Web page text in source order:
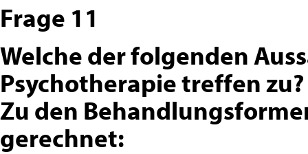
Frage 11
Welche der folgenden
Psychotherapie treffen zu?
Zu den
gerechnet: